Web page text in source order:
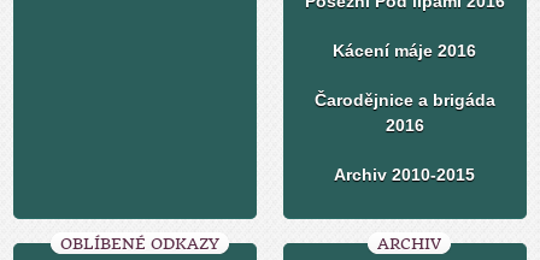
Kácení máje 2016
Čarodějnice a brigáda
2016
Archiv 2010-2015
OBLÍBENÉ ODKAZY ARCHIV